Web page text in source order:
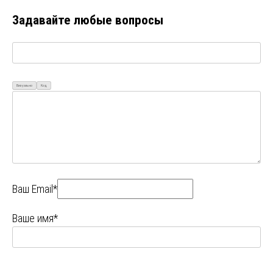
Задавайте любые вопросы
Визуально Код
Ваш Email*
Ваше имя*